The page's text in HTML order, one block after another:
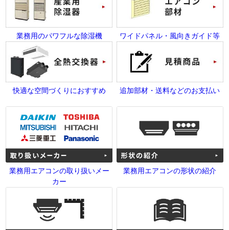
業務用のパワフルな除湿機 ワイドパネル・風向きガイド等
快適な空間づくりにおすすめ 追加部材・送料などのお支払い
業務用エアコンの取り扱いメー
カー
業務用エアコンの形状の紹介